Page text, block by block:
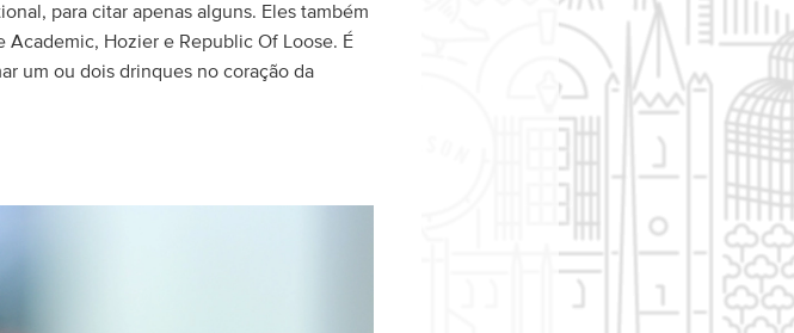
para citar apenas alguns. Eles também
Academic, Hozier e Republic Of Loose. É
um ou dois drinques no coração da